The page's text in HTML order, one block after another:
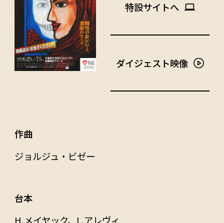
特設サイトへ
ダイジェスト映像
作曲
ジョルジュ・ビゼー
台本
H.メイヤック、L.アレヴィ